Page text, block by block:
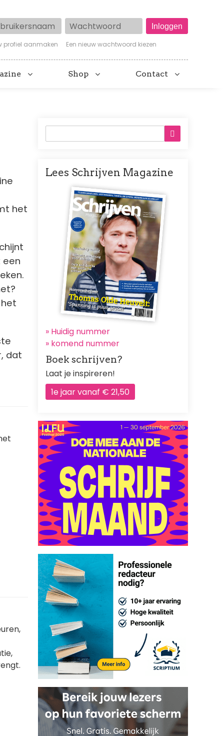
Wachtwoord
profiel aanmaken Een nieuw wachtwoord kiezen
Shop Contact
het
een
dat
Lees Schrijven Magazine
Afbeelding
» Huidig nummer
» komend nummer
Boek schrijven?
Laat je inspireren!
1e jaar vanaf € 21,50